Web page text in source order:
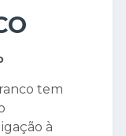
tem
à